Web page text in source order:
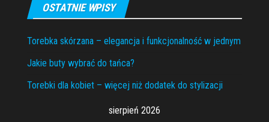
OSTATNIE WPISY
Torebka skórzana – elegancja i funkcjonalność w jednym
Jakie buty wybrać do tańca?
Torebki dla kobiet – więcej niż dodatek do stylizacji
sierpień 2026